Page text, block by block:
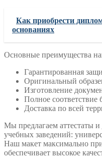
Как приобрести
основаниях
Основные преимущества
Гарантированная
Оригинальный
Изготовление
Полное соответствие
Доставка по всей
Мы предлагаем аттестаты
учебных заведений:
Наш макет максимально
обеспечивает высокое